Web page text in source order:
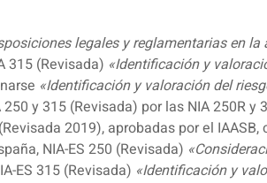
legales y reglamentarias en
315 (Revisada) «Identificación y
«Identificación y valoración del
y 315 (Revisada) por las NIA 250R
2019), aprobadas por el
NIA-ES 250 (Revisada)
ES 315 (Revisada) «Identificación y